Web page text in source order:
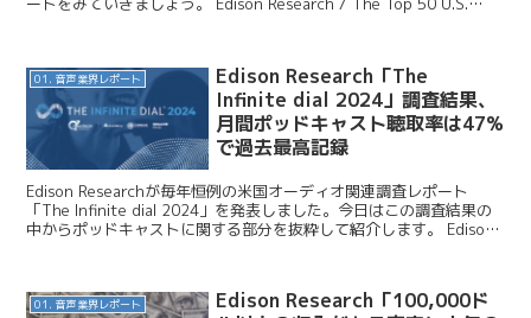
01. 音声業界レポート
Edison Research「The
Infinite dial 2024」調査結果、
月間ポッドキャスト聴取率は47%
で過去最高記録
Edison Researchが毎年恒例の米国オーディオ関連調査レポート
「The Infinite dial 2024」を発表しました。今日はこの調査結果の
中からポッドキャストに関する部分を抜粋して紹介します。 Edison
01. 音声業界レポート
Edison Research「100,000ド